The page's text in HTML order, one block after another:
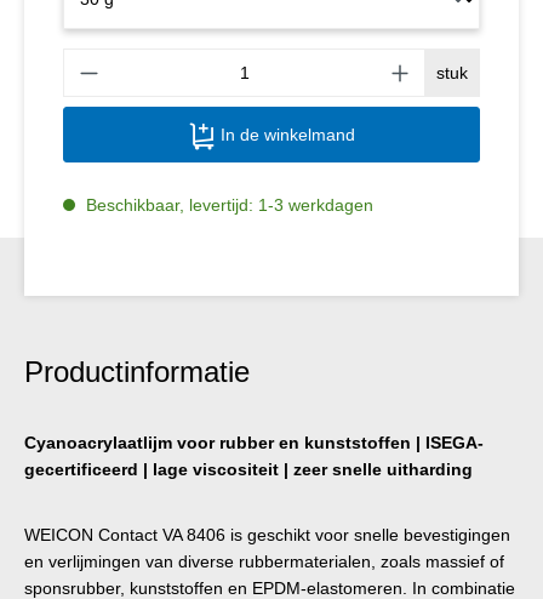
stuk
In de winkelmand
Beschikbaar, levertijd: 1-3 werkdagen
Productinformatie
Cyanoacrylaatlijm voor rubber en kunststoffen | ISEGA-
gecertificeerd | lage viscositeit | zeer snelle uitharding
WEICON Contact VA 8406 is geschikt voor snelle bevestigingen
en verlijmingen van diverse rubbermaterialen, zoals massief of
sponsrubber, kunststoffen en EPDM-elastomeren. In combinatie